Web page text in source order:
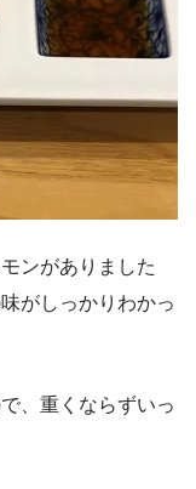
ンがありました
がしっかりわかっ
、重くならずいっ